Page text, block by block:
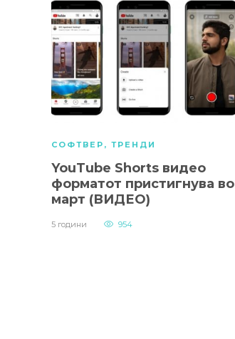
СОФТВЕР , ТРЕНДИ
YouTube Shorts видео
форматот пристигнува во
март (ВИДЕО)
5 години 954